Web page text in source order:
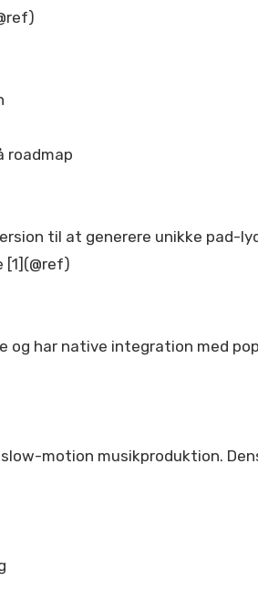
roadmap
til at generere unikke
og har native integration med
motion musikproduktion.